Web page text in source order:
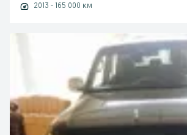
2013 - 165 000 км